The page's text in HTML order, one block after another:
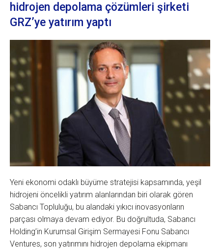
hidrojen depolama çözümleri şirketi
GRZ’ye yatırım yaptı
Yeni ekonomi odaklı büyüme stratejisi kapsamında, yeşil
hidrojeni öncelikli yatırım alanlarından biri olarak gören
Sabancı Topluluğu, bu alandaki yıkıcı inovasyonların
parçası olmaya devam ediyor. Bu doğrultuda, Sabancı
Holding’in Kurumsal Girişim Sermayesi Fonu Sabancı
Ventures, son yatırımını hidrojen depolama ekipmanı